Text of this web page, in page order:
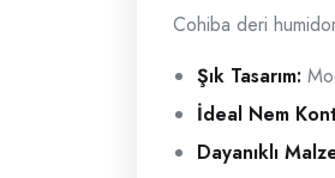
Cohiba deri
Şık Tasarım:
İdeal Nem
Dayanıklı